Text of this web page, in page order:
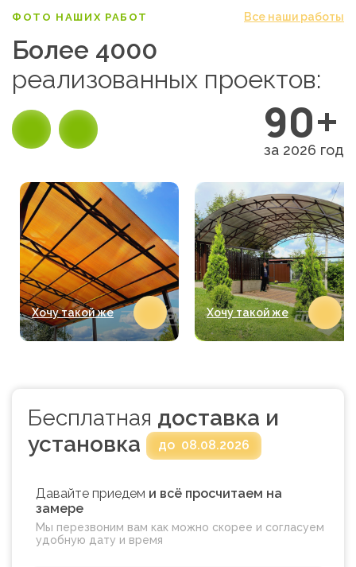
ФОТО НАШИХ РАБОТ Все наши работы
Более 4000
реализованных проектов:
90+
за 2026 год
Хочу такой же Хочу такой же
Бесплатная доставка и
установка
до 08.08.2026
Давайте приедем и всё просчитаем на
замере
Мы перезвоним вам как можно скорее и согласуем
удобную дату и время